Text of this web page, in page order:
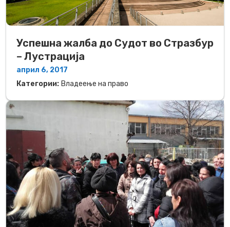
Успешна жалба до Судот во Стразбур
– Лустрација
април 6, 2017
Категории: Владеење на право